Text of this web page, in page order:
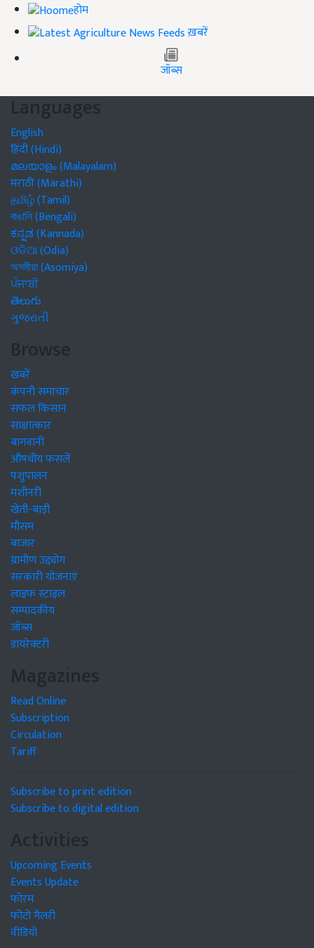
होम
ख़बरें
जॉब्स
Languages
English
हिंदी (Hindi)
മലയാളം (Malayalam)
मराठी (Marathi)
தமிழ் (Tamil)
বাঙালি (Bengali)
ಕನ್ನಡ (Kannada)
ଓଡିଆ (Odia)
অসমীয়া (Asomiya)
ਪੰਜਾਬੀ
తెలుగు
ગુજરાતી
Browse
खबरें
कंपनी समाचार
सफल किसान
साक्षात्कार
बागवानी
औषधीय फसलें
पशुपालन
मशीनरी
खेती-बाड़ी
मौसम
बाजार
ग्रामीण उद्द्योग
सरकारी योजनाएं
लाइफ स्टाइल
सम्पादकीय
जॉब्स
डायरेक्टरी
Magazines
Read Online
Subscription
Circulation
Tariff
Subscribe to print edition
Subscribe to digital edition
Activities
Upcoming Events
Events Update
फोरम
फोटो गैलरी
वीडियो